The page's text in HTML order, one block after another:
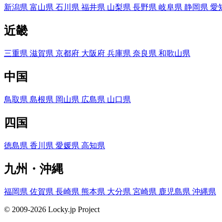
新潟県 富山県 石川県 福井県 山梨県 長野県 岐阜県 静岡県 愛
近畿
三重県 滋賀県 京都府 大阪府 兵庫県 奈良県 和歌山県
中国
鳥取県 島根県 岡山県 広島県 山口県
四国
徳島県 香川県 愛媛県 高知県
九州・沖縄
福岡県 佐賀県 長崎県 熊本県 大分県 宮崎県 鹿児島県 沖縄県
© 2009-2026 Locky.jp Project